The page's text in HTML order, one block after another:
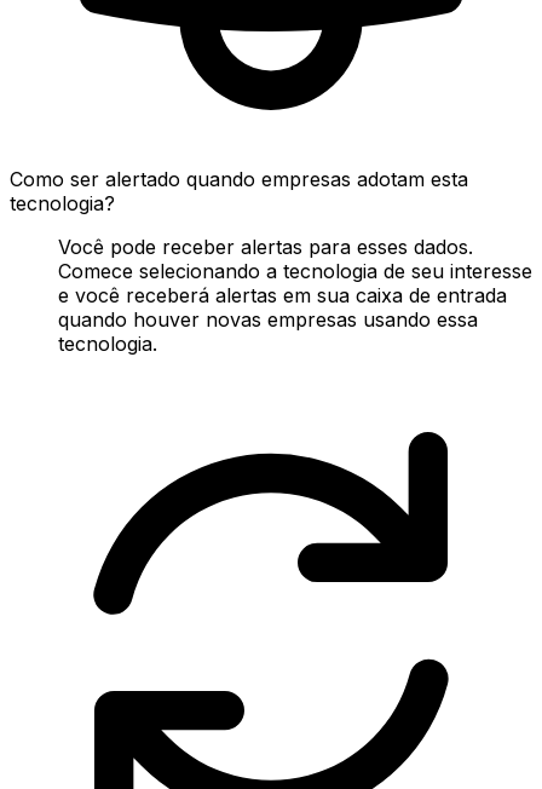
Como ser alertado quando empresas adotam esta
tecnologia?
Você pode receber alertas para esses dados.
Comece selecionando a tecnologia de seu interesse
e você receberá alertas em sua caixa de entrada
quando houver novas empresas usando essa
tecnologia.